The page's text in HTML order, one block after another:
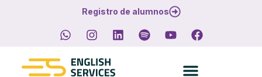
Registro de alumnos